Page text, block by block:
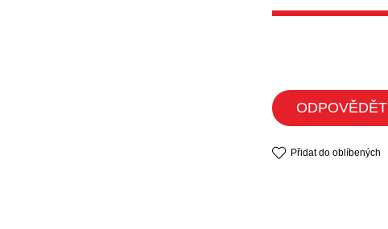
Přidat do oblíbených